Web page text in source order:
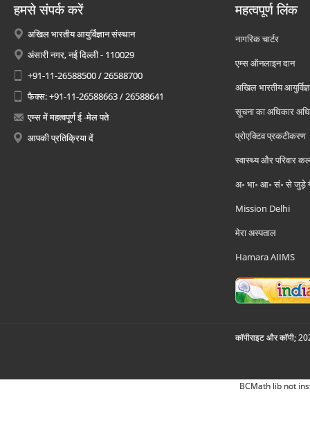
हमसे संपर्क करें
अखिल भारतीय आयुर्विज्ञान संस्थान
अंसारी नगर, नई दिल्ली - 110029
+91-11-26588500 / 26588700
फैक्स: +91-11-26588663 / 26588641
एम्स में महत्वपूर्ण ई -मेल पते
आपकी प्रतिक्रिया दें
महत्वपूर्ण लिंक
नागरिक चार्टर
एम्स ऑनलाइन दान
अखिल भारतीय
सूचना का अधिकार
प्रोएक्टिव प्रकटीकरण
स्वास्थ्य और परिवार
अ॰ भा॰ आ॰ सं॰ से जुड़े
Mission Delhi
मेरा अस्पताल
Hamara AIIMS
कॉपीराइट और कॉपी;
BCMath lib not